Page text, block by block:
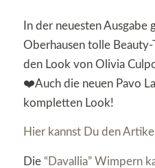
In der neuesten Ausgabe
Oberhausen tolle
den Look von Olivia
❤️Auch die neuen Pavo
kompletten Look!
Hier kannst Du den
Die “Davallia” Wimpern